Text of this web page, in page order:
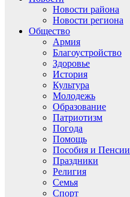
Новости района
Новости региона
Общество
Армия
Благоустройство
Здоровье
История
Культура
Молодежь
Образование
Патриотизм
Погода
Помощь
Пособия и Пенсии
Праздники
Религия
Семья
Спорт